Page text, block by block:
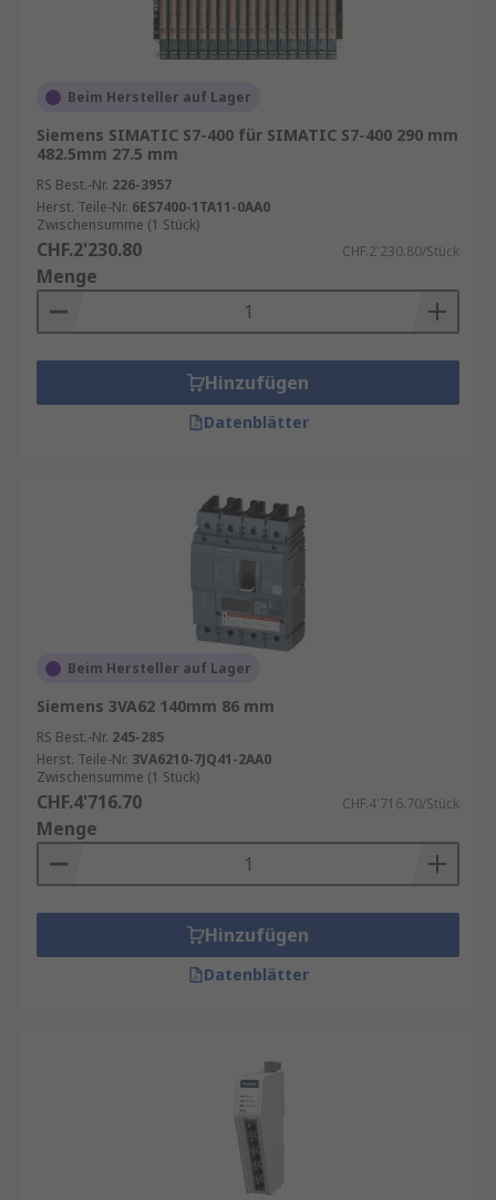
Beim Hersteller auf Lager
Siemens SIMATIC S7-400 für SIMATIC S7-400 290 mm
482.5mm 27.5 mm
RS Best.-Nr. 226-3957
Herst. Teile-Nr. 6ES7400-1TA11-0AA0
Zwischensumme (1 Stück)
CHF.2'230.80 CHF.2'230.80/Stück
Menge
Hinzufügen
Datenblätter
Beim Hersteller auf Lager
Siemens 3VA62 140mm 86 mm
RS Best.-Nr. 245-285
Herst. Teile-Nr. 3VA6210-7JQ41-2AA0
Zwischensumme (1 Stück)
CHF.4'716.70 CHF.4'716.70/Stück
Menge
Hinzufügen
Datenblätter